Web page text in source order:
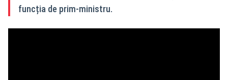
funcția de prim-ministru.